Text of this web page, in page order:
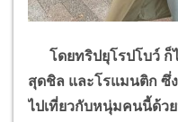
โดยทริปยุโรปโบว์ ก็ไ
สุดชิล และโรแมนติก ซึ่
ไปเที่ยวกับหนุ่มคนนี้ด้วย